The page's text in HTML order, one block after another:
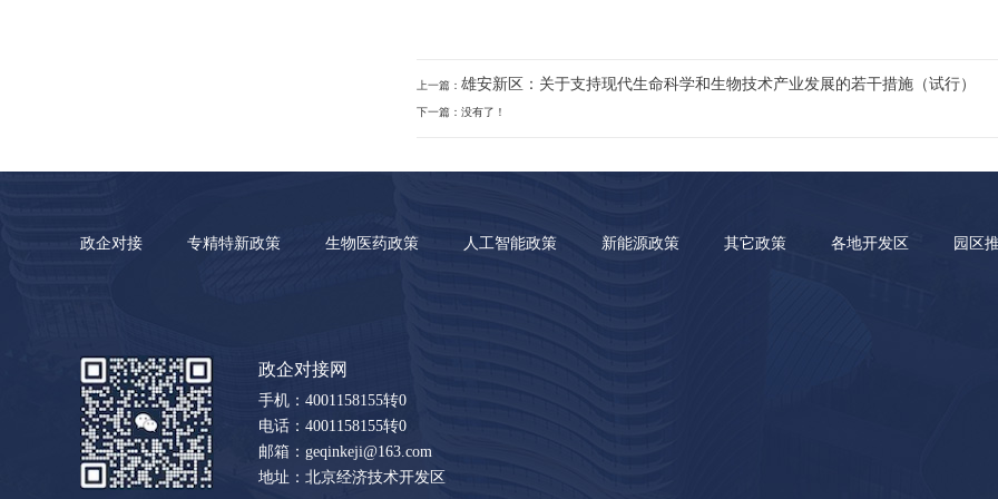
上一篇： 雄安新区：关于支持现代生命科学和生物技术产业发展的若干措施（试行）
下一篇：没有了！
政企对接 专精特新政策 生物医药政策 人工智能政策 新能源政策 其它政策 各地开发区 园区
政企对接网
手机：4001158155转0
电话：4001158155转0
邮箱：geqinkeji@163.com
地址：北京经济技术开发区